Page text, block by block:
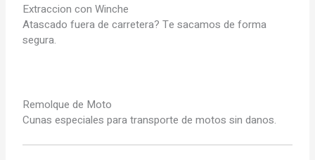
Extraccion con Winche
Atascado fuera de carretera? Te sacamos de forma
segura.
Remolque de Moto
Cunas especiales para transporte de motos sin danos.